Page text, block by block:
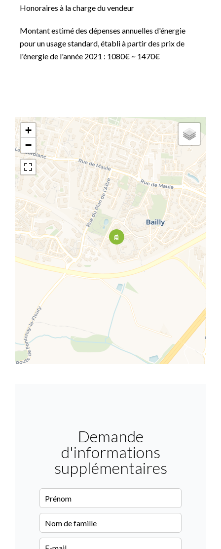
Honoraires à la charge du vendeur
Montant estimé des dépenses annuelles d'énergie
pour un usage standard, établi à partir des prix de
l'énergie de l'année 2021 : 1080€ ~ 1470€
+
−
Demande
d'informations
supplémentaires